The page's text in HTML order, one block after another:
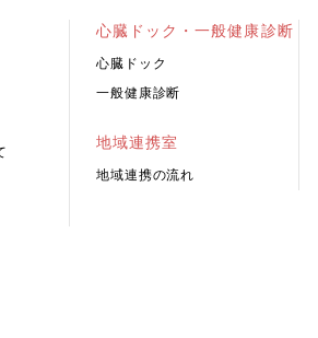
心臓ドック・一般健康診断
心臓ドック
一般健康診断
地域連携室
地域連携の流れ